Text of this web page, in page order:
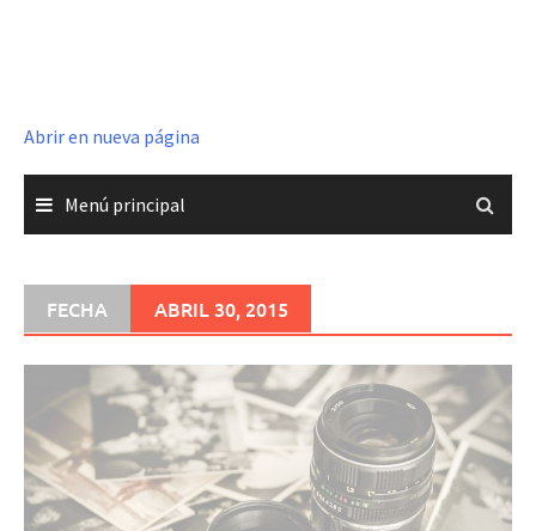
Abrir en nueva página
Menú principal
FECHA ABRIL 30, 2015